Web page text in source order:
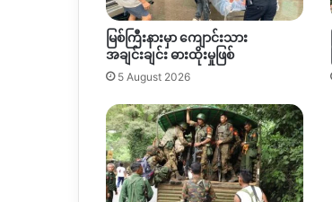
မြစ်ကြီးနားမှာ ကျောင်းသား
အချင်းချင်း ဓားထိုးမှုဖြစ်
5 August 2026